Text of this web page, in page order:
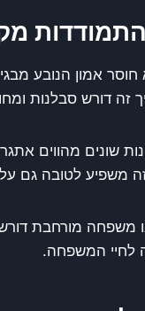
אמון הנובע
זה דורש סבלנות
משפחה מורחבת
לחיי המשפחה.